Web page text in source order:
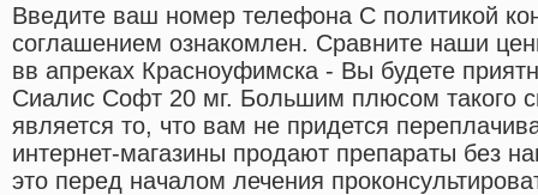
Введите ваш номер телефона С политикой
соглашением ознакомлен. Сравните наши
вв апреках Красноуфимска - Вы будете
Сиалис Софт 20 мг. Большим плюсом такого
является то, что вам не придется
интернет-магазины продают препараты без
это перед началом лечения